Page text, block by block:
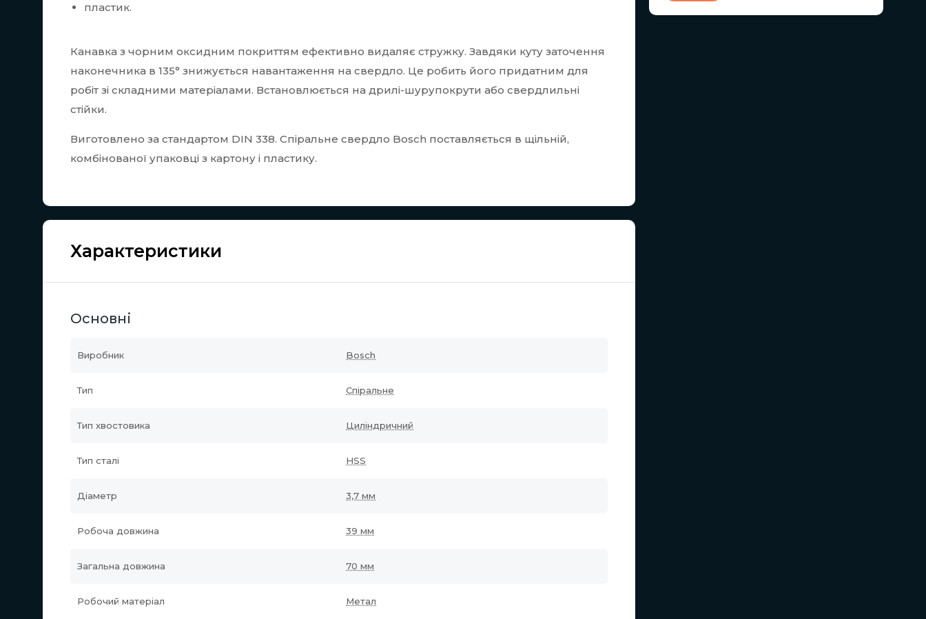
пластик.
Канавка з чорним оксидним покриттям ефективно видаляє стружку. Завдяки куту заточення
наконечника в 135° знижується навантаження на свердло. Це робить його придатним для
робіт зі складними матеріалами. Встановлюється на дрилі-шурупокрути або свердлильні
стійки.
Виготовлено за стандартом DIN 338. Спіральне свердло Bosch поставляється в щільній,
комбінованої упаковці з картону і пластику.
Характеристики
Основні
Виробник Bosch
Тип Спіральне
Тип хвостовика Циліндричний
Тип сталі HSS
Діаметр 3,7 мм
Робоча довжина 39 мм
Загальна довжина 70 мм
Робочий матеріал Метал